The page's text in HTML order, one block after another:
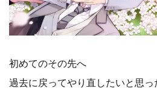
初めてのその先へ
過去に戻ってやり直したいと思っ